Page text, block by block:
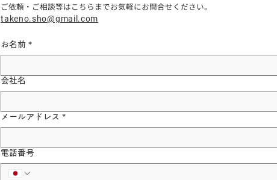
ご依頼・ご相談等はこちらまでお気軽にお問合せください。
takeno.sho@gmail.com
お名前 *
会社名
メールアドレス *
電話番号